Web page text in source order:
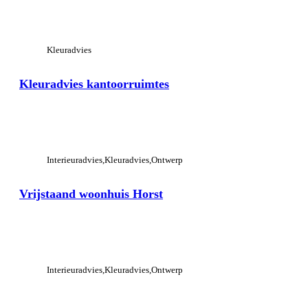
Kleuradvies
Kleuradvies kantoorruimtes
Interieuradvies Kleuradvies Ontwerp
Vrijstaand woonhuis Horst
Interieuradvies Kleuradvies Ontwerp